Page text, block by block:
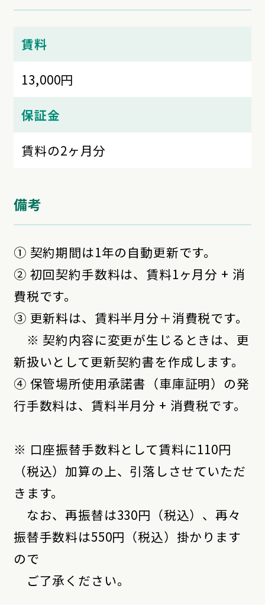
賃料
13,000円
保証金
賃料の2ヶ月分
備考
① 契約期間は1年の自動更新です。
② 初回契約手数料は、賃料1ヶ月分 + 消
費税です。
③ 更新料は、賃料半月分＋消費税です。
※ 契約内容に変更が生じるときは、更
新扱いとして更新契約書を作成します。
④ 保管場所使用承諾書（車庫証明）の発
行手数料は、賃料半月分 + 消費税です。
※ 口座振替手数料として賃料に110円
（税込）加算の上、引落しさせていただ
きます。
なお、再振替は330円（税込）、再々
振替手数料は550円（税込）掛かります
ので
ご了承ください。